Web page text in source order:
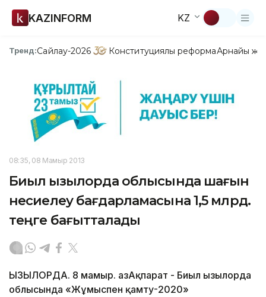
KAZINFORM KZ
Тренд:Сайлау-2026 Конституциялық реформаАрнайы
08:35, 08 Мамыр 2013
Биыл Қызылорда облысында шағын
несиелеу бағдарламасына 1,5 млрд.
теңге бағытталады
ҚЫЗЫЛОРДА. 8 мамыр. ҚазАқпарат - Биыл Қызылорда
облысында «Жұмыспен қамту-2020»